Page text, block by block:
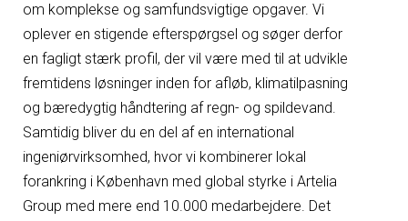
om komplekse og samfundsvigtige opgaver. Vi
oplever en stigende efterspørgsel og søger derfor
en fagligt stærk profil, der vil være med til at udvikle
fremtidens løsninger inden for afløb, klimatilpasning
og bæredygtig håndtering af regn- og spildevand.
Samtidig bliver du en del af en international
ingeniørvirksomhed, hvor vi kombinerer lokal
forankring i København med global styrke i Artelia
Group med mere end 10.000 medarbejdere. Det